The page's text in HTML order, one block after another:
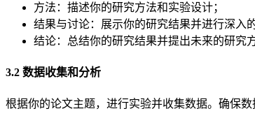
方法：描述你的研究方法和实验设计；
结果与讨论：展示你的研究结果并进行深入
结论：总结你的研究结果并提出未来的研究方
3.2 数据收集和分析
根据你的论文主题，进行实验并收集数据。确保